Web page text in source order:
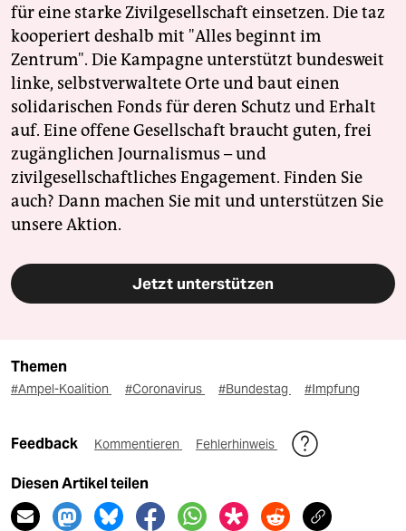
für eine starke Zivilgesellschaft einsetzen. Die taz
kooperiert deshalb mit "Alles beginnt im
Zentrum". Die Kampagne unterstützt bundesweit
linke, selbstverwaltete Orte und baut einen
solidarischen Fonds für deren Schutz und Erhalt
auf. Eine offene Gesellschaft braucht guten, frei
zugänglichen Journalismus – und
zivilgesellschaftliches Engagement. Finden Sie
auch? Dann machen Sie mit und unterstützen Sie
unsere Aktion.
Jetzt unterstützen
Themen
#Ampel-Koalition #Coronavirus #Bundestag #Impfung
Feedback Kommentieren Fehlerhinweis
Diesen Artikel teilen